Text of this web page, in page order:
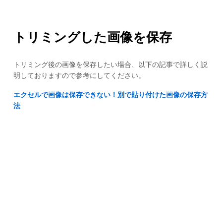
トリミングした画像を保存
トリミング後の画像を保存したい場合、以下の記事で詳しく説
明しておりますので参考にしてください。
エクセルで画像は保存できない！別で貼り付けた画像の保存方
法